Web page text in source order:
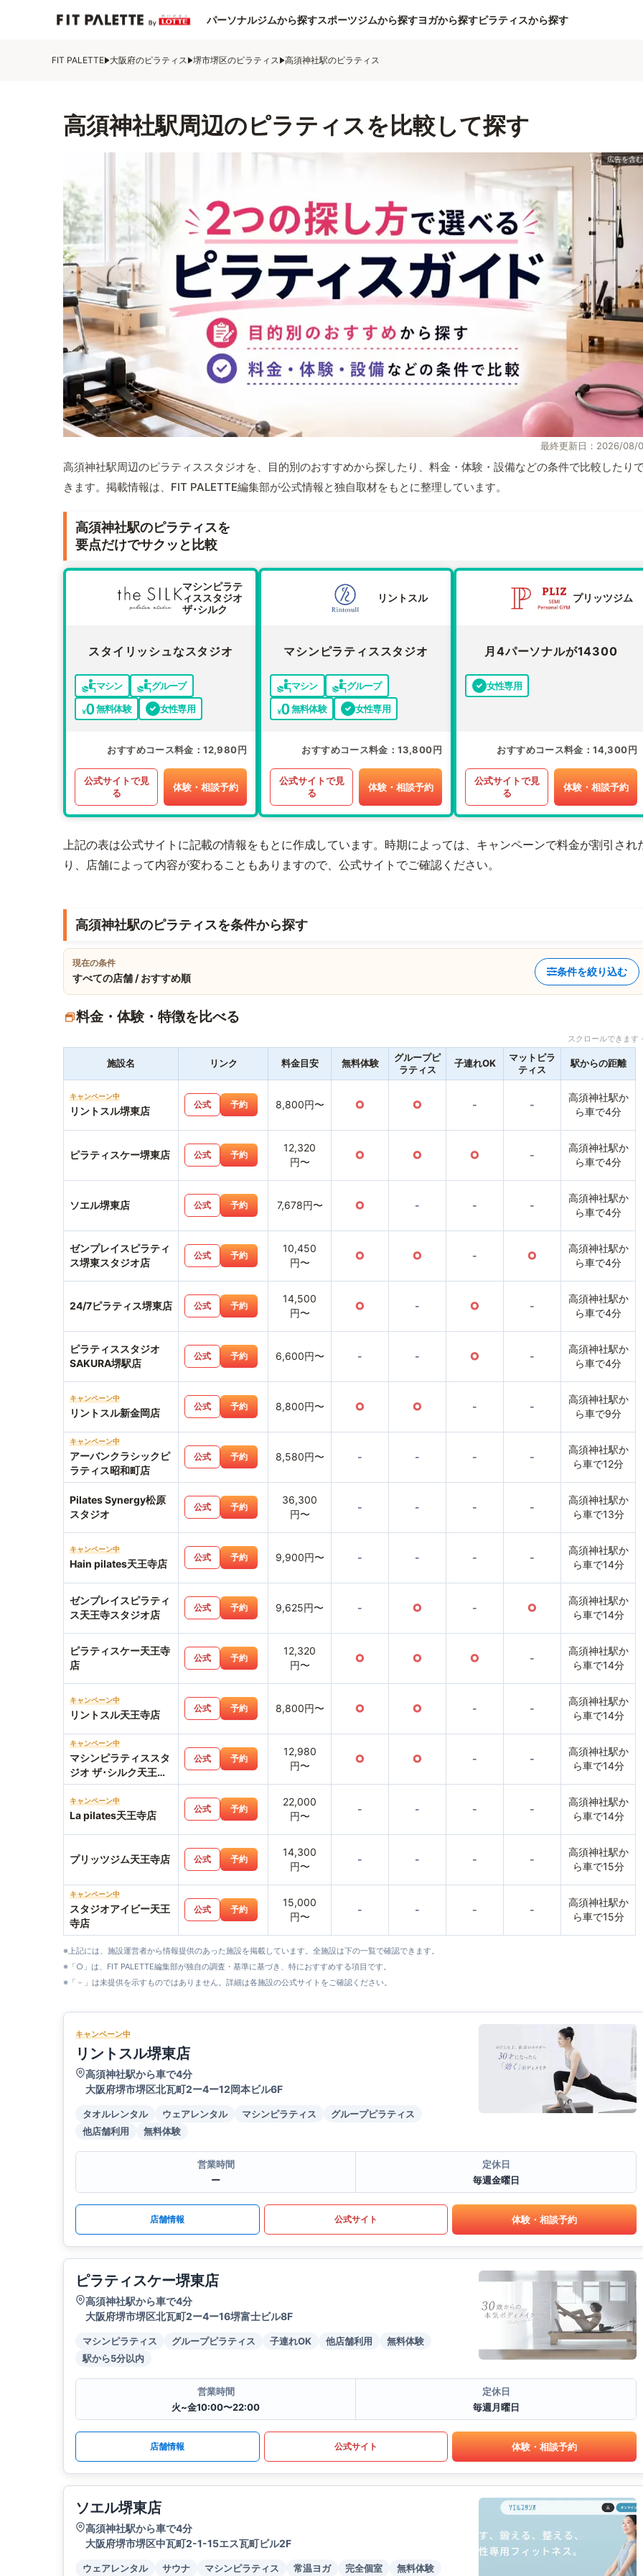
パーソナルジムから探すスポーツジムから探すヨガから探すピラティスから探す
FIT PALETTE 大阪府のピラティス 堺市堺区のピラティス 高須神社駅のピラティス
高須神社駅周辺のピラティスを比較して探す
最終更新日：2026/08/
高須神社駅周辺のピラティススタジオを、目的別のおすすめから探したり、料金・体験・設備などの条件で比較したり
きます。掲載情報は、FIT PALETTE編集部が公式情報と独自取材をもとに整理しています。
高須神社駅のピラティスを
要点だけでサクッと比較
マシンピラテ
ィススタジオ
ザ･シルク
スタイリッシュなスタジオ
マシン
グループ
無料体験
女性専用
おすすめコース料金 12,980円
公式サイトで見
る
体験・相談予約
リントスル
マシンピラティススタジオ
マシン
グループ
無料体験
女性専用
おすすめコース料金 13,800円
公式サイトで見
る
体験・相談予約
プリッツジム
月4パーソナルが14300
女性専用
おすすめコース料金 14,300円
公式サイトで見
る
体験・相談予約
上記の表は公式サイトに記載の情報をもとに作成しています。時期によっては、キャンペーンで料金が割引され
り、店舗によって内容が変わることもありますので、公式サイトでご確認ください。
高須神社駅のピラティスを条件から探す
現在の条件
すべての店舗 / おすすめ順
条件を絞り込む
料金・体験・特徴を比べる
スクロールできま
施設名 リンク 料金目安 無料体験
グループピ
ラティス
子連れOK
マットピラ
ティス
駅からの距離
キャンペーン中
リントスル堺東店
公式 予約 8,800円〜 ○ ○ - -
高須神社駅か
ら車で4分
ピラティスケー堺東店 公式 予約
12,320
円〜
○ ○ ○ -
高須神社駅か
ら車で4分
ソエル堺東店 公式 予約 7,678円〜 ○ - - -
高須神社駅か
ら車で4分
ゼンプレイスピラティ
ス堺東スタジオ店
公式 予約
10,450
円〜
○ ○ - ○
高須神社駅か
ら車で4分
24/7ピラティス堺東店 公式 予約
14,500
円〜
○ - ○ -
高須神社駅か
ら車で4分
ピラティススタジオ
SAKURA堺駅店
公式 予約 6,600円〜 - - ○ -
高須神社駅か
ら車で4分
キャンペーン中
リントスル新金岡店
公式 予約 8,800円〜 ○ ○ - -
高須神社駅か
ら車で9分
キャンペーン中
アーバンクラシックピ
ラティス昭和町店
公式 予約 8,580円〜 - - - -
高須神社駅か
ら車で12分
Pilates Synergy松原
スタジオ
公式 予約
36,300
円〜
- - - -
高須神社駅か
ら車で13分
キャンペーン中
Hain pilates天王寺店
公式 予約 9,900円〜 - - - -
高須神社駅か
ら車で14分
ゼンプレイスピラティ
ス天王寺スタジオ店
公式 予約 9,625円〜 - ○ - ○
高須神社駅か
ら車で14分
ピラティスケー天王寺
店
公式 予約
12,320
円〜
○ ○ ○ -
高須神社駅か
ら車で14分
キャンペーン中
リントスル天王寺店
公式 予約 8,800円〜 ○ ○ - -
高須神社駅か
ら車で14分
キャンペーン中
マシンピラティススタ
ジオ ザ･シルク天王寺
MIO店
公式 予約
12,980
円〜
○ ○ - -
高須神社駅か
ら車で14分
キャンペーン中
La pilates天王寺店
公式 予約
22,000
円〜
- - - -
高須神社駅か
ら車で14分
プリッツジム天王寺店 公式 予約
14,300
円〜
- - - -
高須神社駅か
ら車で15分
キャンペーン中
スタジオアイビー天王
寺店
公式 予約
15,000
円〜
- - - -
高須神社駅か
ら車で15分
※上記には、施設運営者から情報提供のあった施設を掲載しています。全施設は下の一覧で確認できます。
※「○」は、FIT PALETTE編集部が独自の調査・基準に基づき、特におすすめする項目です。
※「－」は未提供を示すものではありません。詳細は各施設の公式サイトをご確認ください。
キャンペーン中
リントスル堺東店
高須神社駅から車で4分
大阪府堺市堺区北瓦町2ー4ー12岡本ビル6F
タオルレンタル ウェアレンタル マシンピラティス
グループピラティス
他店舗利用
無料体験
営業時間
ー
定休日
毎週金曜日
店舗情報 公式サイト 体験・相談予約
ピラティスケー堺東店
高須神社駅から車で4分
大阪府堺市堺区北瓦町2ー4ー16堺富士ビル8F
マシンピラティス グループピラティス 子連れOK 他店舗利用
無料体験
駅から5分以内
営業時間
火~金10:00〜22:00
定休日
毎週月曜日
店舗情報 公式サイト 体験・相談予約
ソエル堺東店
高須神社駅から車で4分
大阪府堺市堺区中瓦町2-1-15エス瓦町ビル2F
ウェアレンタル サウナ マシンピラティス 常温ヨガ 完全個室 無料体験